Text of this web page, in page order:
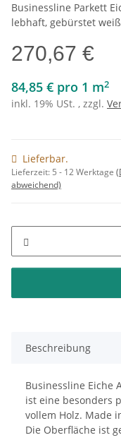
Businessline Parkett
lebhaft, gebürstet
270,67 €
84,85 € pro 1 m2
inkl. 19% USt. , zzgl.
Lieferbar.
Lieferzeit: 5 - 12 Werktage
abweichend)
Beschreibung
Businessline Eiche
ist eine besonders
vollem Holz. Made
Die Oberfläche ist